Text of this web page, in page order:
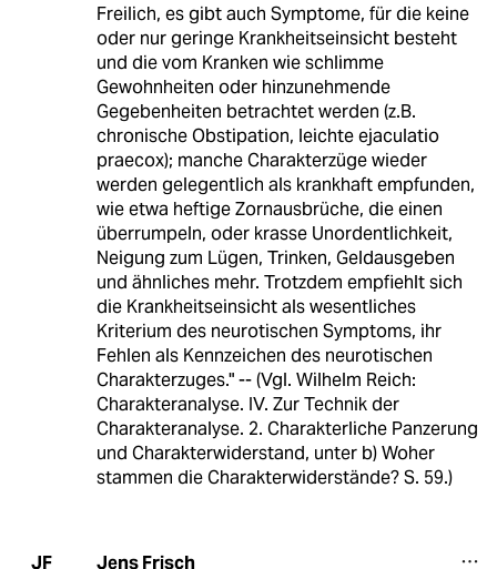
Freilich, es gibt auch Symptome, für die keine
oder nur geringe Krankheitseinsicht besteht
und die vom Kranken wie schlimme
Gewohnheiten oder hinzunehmende
Gegebenheiten betrachtet werden (z.B.
chronische Obstipation, leichte ejaculatio
praecox); manche Charakterzüge wieder
werden gelegentlich als krankhaft empfunden,
wie etwa heftige Zornausbrüche, die einen
überrumpeln, oder krasse Unordentlichkeit,
Neigung zum Lügen, Trinken, Geldausgeben
und ähnliches mehr. Trotzdem empfiehlt sich
die Krankheitseinsicht als wesentliches
Kriterium des neurotischen Symptoms, ihr
Fehlen als Kennzeichen des neurotischen
Charakterzuges." -- (Vgl. Wilhelm Reich:
Charakteranalyse. IV. Zur Technik der
Charakteranalyse. 2. Charakterliche Panzerung
und Charakterwiderstand, unter b) Woher
stammen die Charakterwiderstände? S. 59.)
JF Jens Frisch